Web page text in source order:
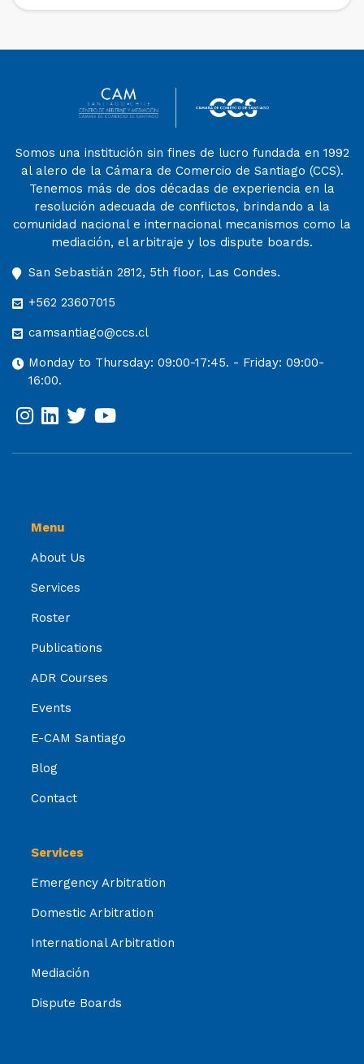
Santiago», […]
Somos una institución sin fines de lucro fundada en 1992
al alero de la Cámara de Comercio de Santiago (CCS).
Tenemos más de dos décadas de experiencia en la
resolución adecuada de conflictos, brindando a la
comunidad nacional e internacional mecanismos como la
mediación, el arbitraje y los dispute boards.
San Sebastián 2812, 5th floor, Las Condes.
+562 23607015
camsantiago@ccs.cl
Monday to Thursday: 09:00-17:45. - Friday: 09:00-
16:00.
Menu
About Us
Services
Roster
Publications
ADR Courses
Events
E-CAM Santiago
Blog
Contact
Services
Emergency Arbitration
Domestic Arbitration
International Arbitration
Mediación
Dispute Boards